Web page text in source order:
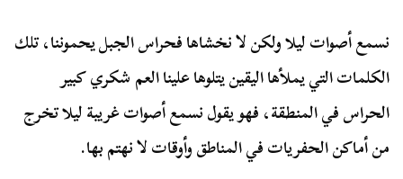
نسمع أصوات ليلا ولكن لا نخشاها فحراس الجبل يحموننا، تلك
الكلمات التي يملأها اليقين يتلوها علينا العم شكري كبير
الحراس في المنطقة، فهو يقول نسمع أصوات غريبة ليلا تخرج
من أماكن الحفريات في المناطق وأوقات لا نهتم بها.